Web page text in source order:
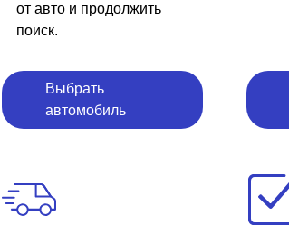
от авто и продолжить
поиск.
Выбрать
автомобиль